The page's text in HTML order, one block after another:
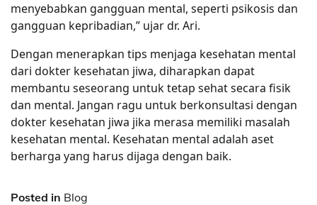
menyebabkan gangguan mental, seperti psikosis dan
gangguan kepribadian,” ujar dr. Ari.
Dengan menerapkan tips menjaga kesehatan mental
dari dokter kesehatan jiwa, diharapkan dapat
membantu seseorang untuk tetap sehat secara fisik
dan mental. Jangan ragu untuk berkonsultasi dengan
dokter kesehatan jiwa jika merasa memiliki masalah
kesehatan mental. Kesehatan mental adalah aset
berharga yang harus dijaga dengan baik.
Posted in Blog